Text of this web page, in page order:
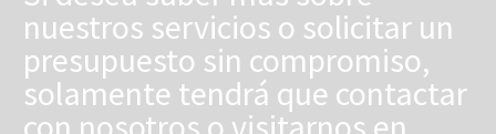
nuestros servicios o solicitar un
presupuesto sin compromiso,
solamente tendrá que contactar